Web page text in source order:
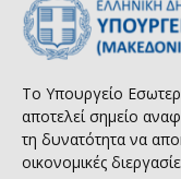
Το Υπουργείο
αποτελεί σημείο
τη δυνατότητα να
οικονομικές